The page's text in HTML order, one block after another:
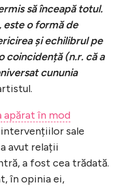
să înceapă totul.
este o formă de
și echilibrul pe
coincidență (n.r. că a
cununia
apărat în mod
intervențiilor sale
avut relații
a fost cea trădată.
în opinia ei,